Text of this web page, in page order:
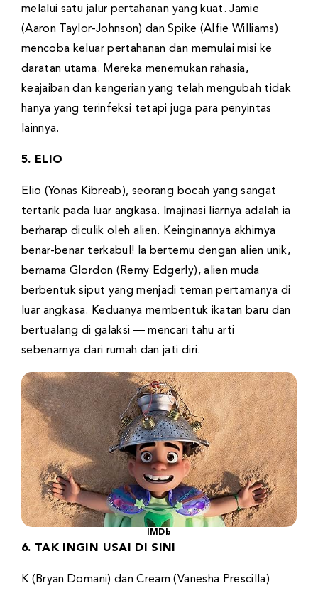
melalui satu jalur pertahanan yang kuat. Jamie
(Aaron Taylor-Johnson) dan Spike (Alfie Williams)
mencoba keluar pertahanan dan memulai misi ke
daratan utama. Mereka menemukan rahasia,
keajaiban dan kengerian yang telah mengubah tidak
hanya yang terinfeksi tetapi juga para penyintas
lainnya.
5. ELIO
Elio (Yonas Kibreab), seorang bocah yang sangat
tertarik pada luar angkasa. Imajinasi liarnya adalah ia
berharap diculik oleh alien. Keinginannya akhirnya
benar-benar terkabul! Ia bertemu dengan alien unik,
bernama Glordon (Remy Edgerly), alien muda
berbentuk siput yang menjadi teman pertamanya di
luar angkasa. Keduanya membentuk ikatan baru dan
bertualang di galaksi — mencari tahu arti
sebenarnya dari rumah dan jati diri.
IMDb
6. TAK INGIN USAI DI SINI
K (Bryan Domani) dan Cream (Vanesha Prescilla)